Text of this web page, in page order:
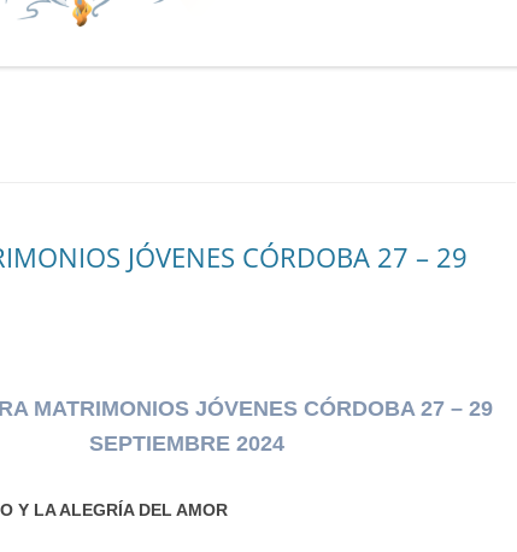
JÓVENES CÓRDOBA 27 – 29
MATRIMONIOS JÓVENES CÓRDOBA 27 – 29
SEPTIEMBRE 2024
Y LA ALEGRÍA DEL AMOR